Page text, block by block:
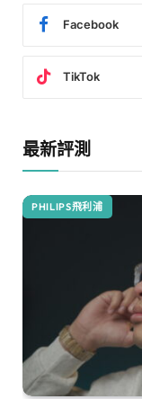
Facebook
TikTok
最新評測
PHILIPS飛利浦